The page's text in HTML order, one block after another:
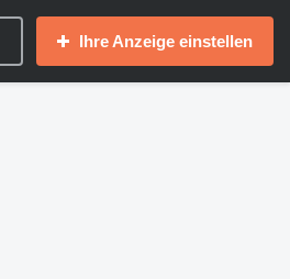
Ihre Anzeige einstellen